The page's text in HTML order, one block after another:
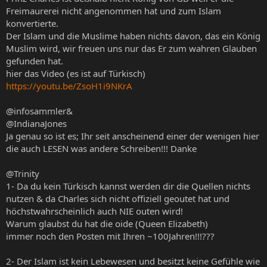
Freimaurerei nicht angenommen hat und zum Islam
konvertierte.
Der Islam und die Muslime haben nichts davon, das ein König
Muslim wird, wir freuen uns nur das Er zum wahren Glauben
gefunden hat.
hier das Video (es ist auf Türkisch)
https://youtu.be/ZsoH1i9NKrA
@infosammler&
@IndianaJones
Ja genau so ist es; Ihr seit anscheinend einer der wenigen hier
die auch LESEN was andere Schreiben!!! Danke
@Trinity
1- Da du kein Türkisch kannst werden dir die Quellen nichts
nutzen & da Charles sich nicht offiziell geoutet hat und
höchstwahrscheinlich auch NIE outen wird!
Warum glaubst du hat die oide (Queen Elizabeth)
immer noch den Posten mit Ihren ~100Jahren!!!???
2- Der Islam ist kein Lebewesen und besitzt keine Gefühle wie